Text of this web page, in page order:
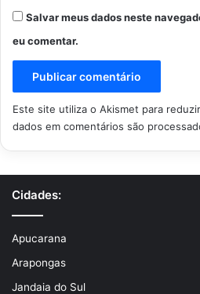
Salvar meus dados neste
eu comentar.
Este site utiliza o Akismet para
dados em comentários são
Cidades:
Apucarana
Arapongas
Jandaia do Sul